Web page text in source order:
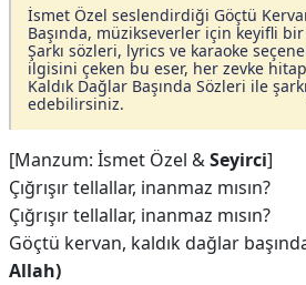
İsmet Özel seslendirdiği Göçtü
Başında, müzikseverler için keyifli
Şarkı sözleri, lyrics ve karaoke
ilgisini çeken bu eser, her zevke
Kaldık Dağlar Başında Sözleri ile
edebilirsiniz.
[Manzum: İsmet Özel &Seyirci]
Çığrışır tellallar, inanmaz mısın?
Çığrışır tellallar, inanmaz mısın?
Göçtü kervan, kaldık dağlar
Allah)